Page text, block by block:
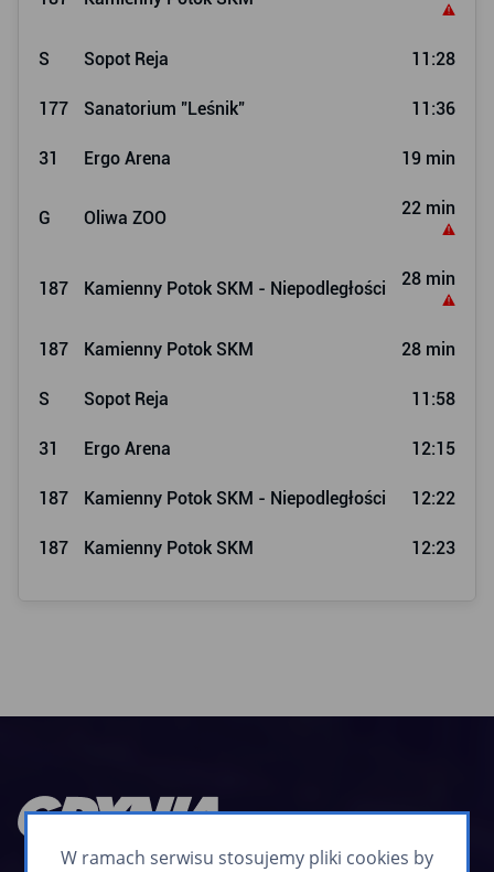
S Sopot Reja 11:28
177 Sanatorium "Leśnik" 11:36
31 Ergo Arena 19 min
G Oliwa ZOO 22 min
187 Kamienny Potok SKM - Niepodległości 28 min
187 Kamienny Potok SKM 28 min
S Sopot Reja 11:58
31 Ergo Arena 12:15
187 Kamienny Potok SKM - Niepodległości 12:22
187 Kamienny Potok SKM 12:23
W ramach serwisu stosujemy pliki cookies by